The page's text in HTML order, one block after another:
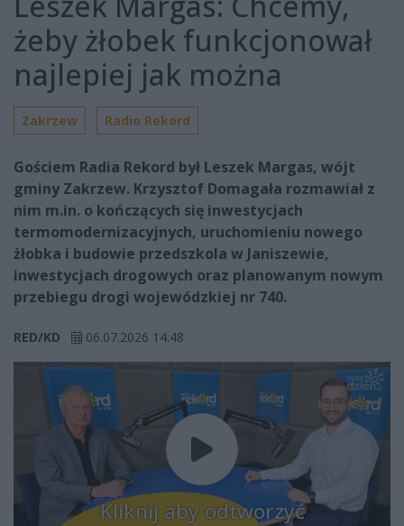
żeby żłobek funkcjonował
najlepiej jak można
Zakrzew Radio Rekord
Gościem Radia Rekord był Leszek Margas, wójt
gminy Zakrzew. Krzysztof Domagała rozmawiał z
nim m.in. o kończących się inwestycjach
termomodernizacyjnych, uruchomieniu nowego
żłobka i budowie przedszkola w Janiszewie,
inwestycjach drogowych oraz planowanym nowym
przebiegu drogi wojewódzkiej nr 740.
RED/KD 06.07.2026 14:48
Kliknij aby odtworzyć